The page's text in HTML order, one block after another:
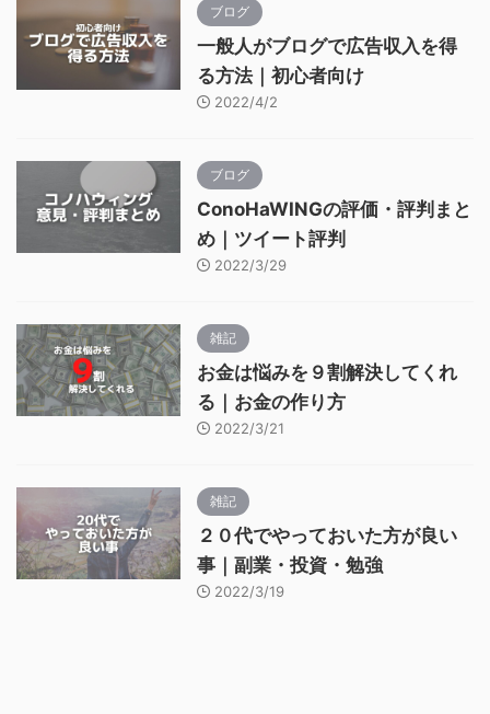
ブログ
一般人がブログで広告収入を得
る方法｜初心者向け
2022/4/2
ブログ
ConoHaWINGの評価・評判まと
め｜ツイート評判
2022/3/29
雑記
お金は悩みを９割解決してくれ
る｜お金の作り方
2022/3/21
雑記
２０代でやっておいた方が良い
事｜副業・投資・勉強
2022/3/19